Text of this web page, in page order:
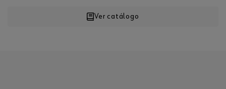
Ver catálogo